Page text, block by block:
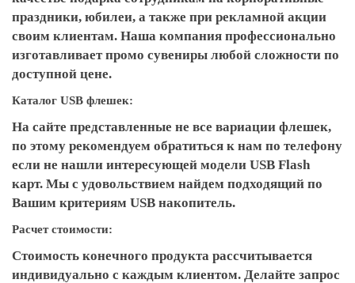
праздники, юбилеи, а также при рекламной акции
своим клиентам. Наша компания профессионально
изготавливает промо сувениры любой сложности по
доступной цене.
Каталог USB флешек:
На сайте представленные не все вариации флешек,
по этому рекомендуем обратиться к нам по телефону
если не нашли интересующей модели USB Flash
карт. Мы с удовольствием найдем подходящий по
Вашим критериям USB накопитель.
Расчет стоимости:
Стоимость конечного продукта рассчитывается
индивидуально с каждым клиентом. Делайте запрос